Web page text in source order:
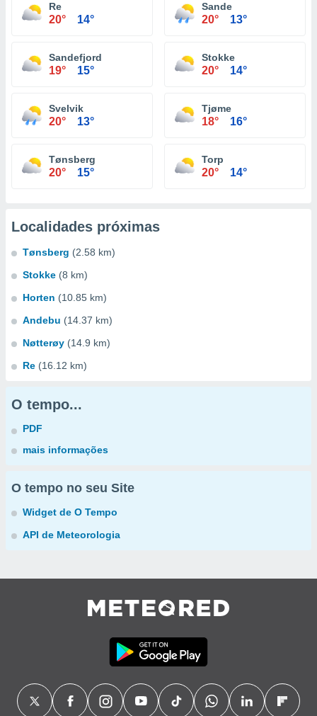
Re
20° 14°
Sande
20° 13°
Sandefjord
19° 15°
Stokke
20° 14°
Svelvik
20° 13°
Tjøme
18° 16°
Tønsberg
20° 15°
Torp
20° 14°
Localidades próximas
Tønsberg (2.58 km)
Stokke (8 km)
Horten (10.85 km)
Andebu (14.37 km)
Nøtterøy (14.9 km)
Re (16.12 km)
O tempo...
PDF
mais informações
O tempo no seu Site
Widget de O Tempo
API de Meteorologia